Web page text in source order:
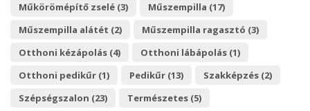
Műkörömépítő zselé (3)
Műszempilla (17)
Műszempilla alátét (2)
Műszempilla ragasztó (3)
Otthoni kézápolás (4)
Otthoni lábápolás (1)
Otthoni pedikűr (1)
Pedikűr (13)
Szakképzés (2)
Szépségszalon (23)
Természetes (5)